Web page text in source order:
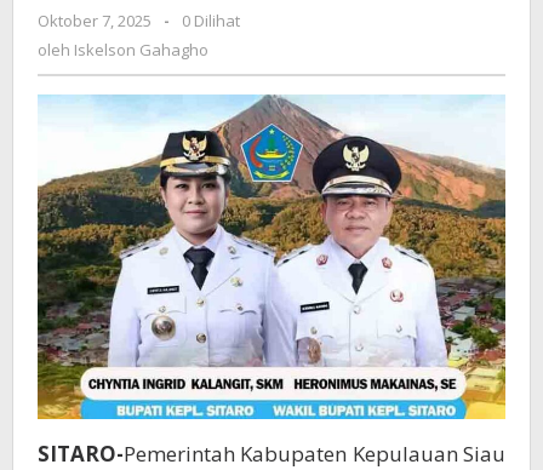
Rusak
Erupsi
Gunung
Ruang
Oktober 7, 2025
oleh
Iskelson
Gahagho
-
0 Dilihat
oleh Iskelson Gahagho
SITARO-Pemerintah Kabupaten Kepulauan Siau